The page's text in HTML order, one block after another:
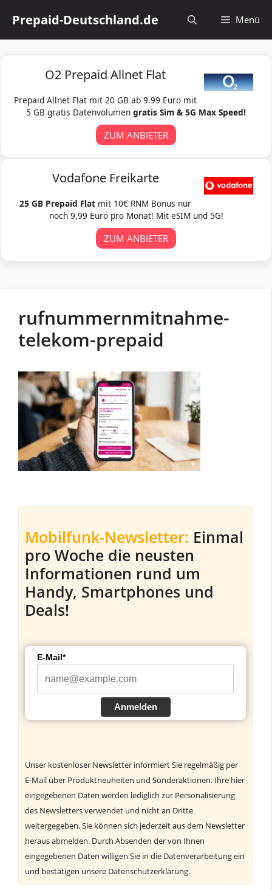
Inhalt
springen
Prepaid-Deutschland.de Menü
O2 Prepaid Allnet Flat
Prepaid Allnet Flat mit 20 GB ab 9.99 Euro mit
5 GB gratis Datenvolumen gratis Sim & 5G Max Speed!
ZUM ANBIETER
Vodafone Freikarte
25 GB Prepaid Flat mit 10€ RNM Bonus nur
noch 9,99 Euro pro Monat! Mit eSIM und 5G!
ZUM ANBIETER
rufnummernmitnahme-
telekom-prepaid
Mobilfunk-Newsletter: Einmal
pro Woche die neusten
Informationen rund um
Handy, Smartphones und
Deals!
E-Mail*
Anmelden
Unser kostenloser Newsletter informiert Sie regelmäßig per
E-Mail über Produktneuheiten und Sonderaktionen. Ihre hier
eingegebenen Daten werden lediglich zur Personalisierung
des Newsletters verwendet und nicht an Dritte
weitergegeben. Sie können sich jederzeit aus dem Newsletter
heraus abmelden. Durch Absenden der von Ihnen
eingegebenen Daten willigen Sie in die Datenverarbeitung ein
und bestätigen unsere Datenschutzerklärung.